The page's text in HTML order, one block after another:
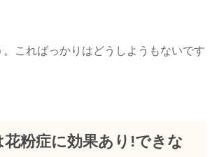
こればっかりはどうしようもないです
粉症に効果あり!できな